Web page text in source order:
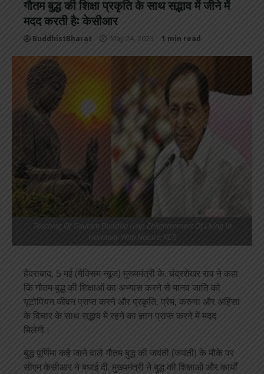
गौतम बुद्ध की शिक्षा प्रकृति के साथ सद्भाव में जीने में
मदद करती है: केसीआर
BuddhistBharat May 24, 2023 1 min read
Teaching Of Gautam Buddha Help Enlightenment Of Living In
Harmony With Nature: KCR
हैदराबाद, 5 मई (मैक्सिम न्यूज) मुख्यमंत्री के. चंद्रशेखर राव ने कहा
कि गौतम बुद्ध की शिक्षाओं का अभ्यास करने से मानव जाति को
यूटोपियन जीवन प्राप्त करने और प्रकृति, प्रेम, करुणा और अहिंसा
के विचार के साथ सद्भाव में रहने का ज्ञान प्राप्त करने में मदद
मिलेगी।
बुद्ध पूर्णिमा कहे जाने वाले गौतम बुद्ध की जयंती (जयंती) के मौके पर
सीएम केसीआर ने बधाई दी. मुख्यमंत्री ने बुद्ध की शिक्षाओं और कार्यों